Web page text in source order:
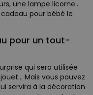
une lampe licorne...
pour bébé le
pour un tout-
qui sera utilisée
Mais vous pouvez
servira à la décoration